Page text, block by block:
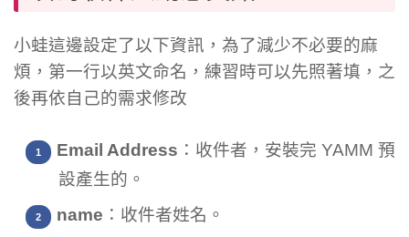
小蛙這邊設定了以下資訊，為了減少不必要的麻
煩，第一行以英文命名，練習時可以先照著填，之
後再依自己的需求修改
Email Address ：收件者，安裝完 YAMM 預
設產生的。
name ：收件者姓名。